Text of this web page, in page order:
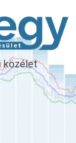
közélet